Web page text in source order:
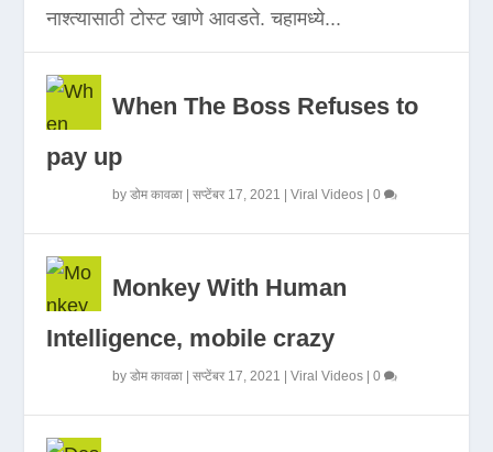
नाश्त्यासाठी टोस्ट खाणे आवडते. चहामध्ये...
When The Boss Refuses to
pay up
byडोम कावळा |सप्टेंबर 17, 2021 |Viral Videos |0
Monkey With Human
Intelligence, mobile crazy
byडोम कावळा |सप्टेंबर 17, 2021 |Viral Videos |0